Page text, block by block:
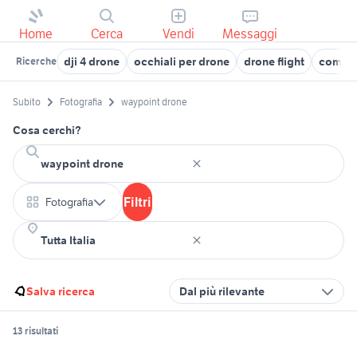
Home Cerca Vendi Messaggi
Ricerche dji 4 drone occhiali per drone drone flight
Subito Fotografia waypoint drone
Cosa cerchi?
Fotografia Filtri
Salva ricerca Dal più rilevante
13 risultati